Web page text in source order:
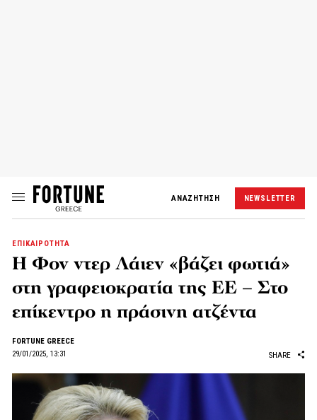
ΑΝΑΖΗΤΗΣΗ NEWSLETTER
ΕΠΙΚΑΙΡΟΤΗΤΑ
Η Φον ντερ Λάιεν «βάζει φωτιά»
στη γραφειοκρατία της ΕΕ – Στο
επίκεντρο η πράσινη ατζέντα
FORTUNE GREECE
29/01/2025, 13:31
SHARE